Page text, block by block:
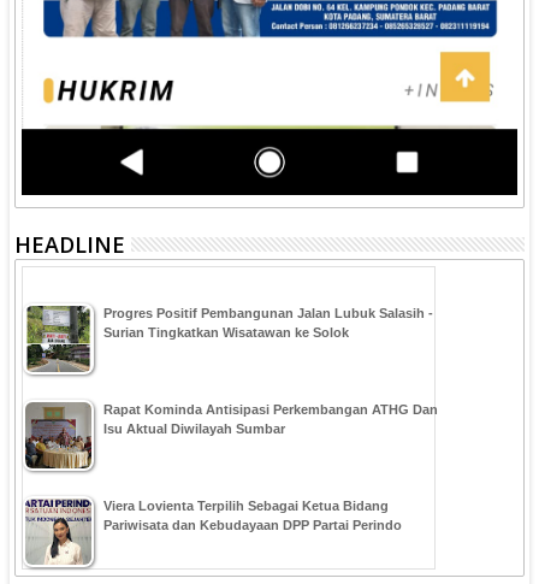
HEADLINE
Progres Positif Pembangunan Jalan Lubuk Salasih -
Surian Tingkatkan Wisatawan ke Solok
Rapat Kominda Antisipasi Perkembangan ATHG Dan
Isu Aktual Diwilayah Sumbar
Viera Lovienta Terpilih Sebagai Ketua Bidang
Pariwisata dan Kebudayaan DPP Partai Perindo